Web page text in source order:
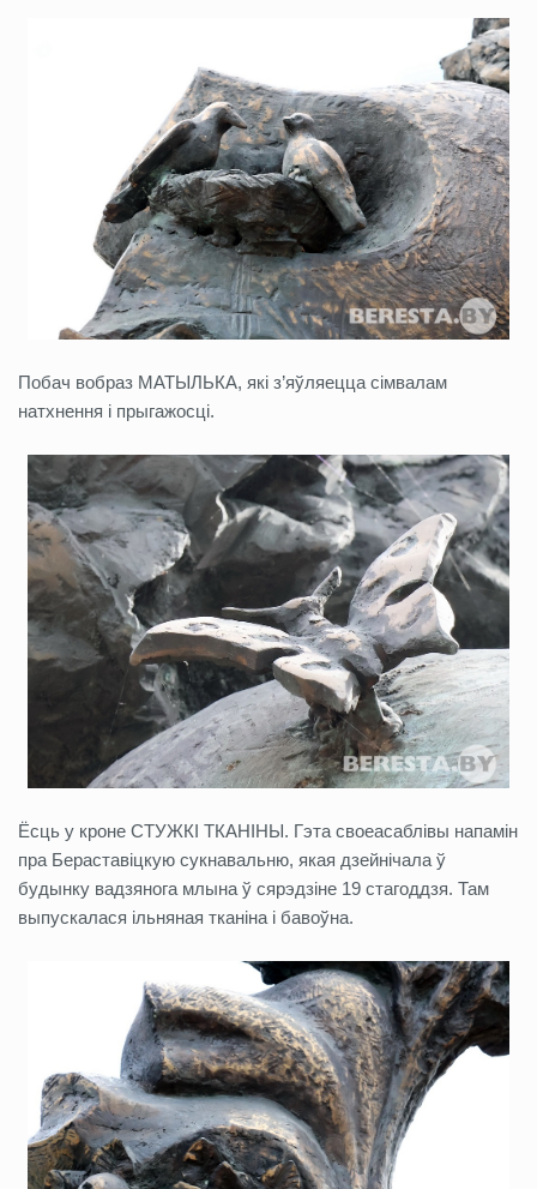
Побач вобраз МАТЫЛЬКА, які з’яўляецца сімвалам
натхнення і прыгажосці.
Ёсць у кроне СТУЖКІ ТКАНІНЫ. Гэта своеасаблівы напамін
пра Бераставіцкую сукнавальню, якая дзейнічала ў
будынку вадзянога млына ў сярэдзіне 19 стагоддзя. Там
выпускалася ільняная тканіна і бавоўна.